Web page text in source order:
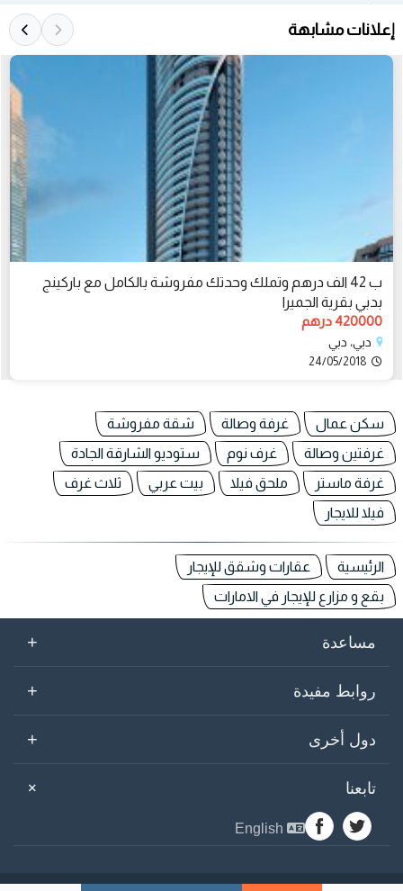
إعلانات مشابهة
ب 42 الف درهم وتملك وحدتك مفروشة بالكامل مع باركينج
بدبي بقرية الجميرا
420000 درهم
دبي، دبي
24/05/2018
سكن عمال غرفة وصالة
شقة مفروشة
غرفتين وصالة
غرف نوم
ستوديو الشارقة الجادة
غرفة ماستر
ملحق فيلا بيت عربي
ثلاث غرف
فيلا للايجار
الرئيسية
عقارات وشقق للإيجار
بقع و مزارع للإيجار في الامارات
مساعدة +
روابط مفيدة +
دول أخرى +
تابعنا +